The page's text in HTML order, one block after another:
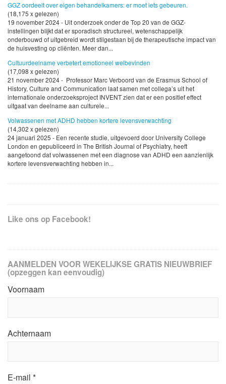
GGZ oordeelt over eigen behandelkamers: er moet iets gebeuren.
(18,175 x gelezen)
19 november 2024 - Uit onderzoek onder de Top 20 van de GGZ-
instellingen blijkt dat er sporadisch structureel, wetenschappelijk
onderbouwd of uitgebreid wordt stilgestaan bij de therapeutische impact van
de huisvesting op cliënten. Meer dan...
Cultuurdeelname verbetert emotioneel welbevinden
(17,098 x gelezen)
21 november 2024 - Professor Marc Verboord van de Erasmus School of
History, Culture and Communication laat samen met collega’s uit het
internationale onderzoeksproject INVENT zien dat er een positief effect
uitgaat van deelname aan culturele...
Volwassenen met ADHD hebben kortere levensverwachting
(14,302 x gelezen)
24 januari 2025 - Een recente studie, uitgevoerd door University College
London en gepubliceerd in The British Journal of Psychiatry, heeft
aangetoond dat volwassenen met een diagnose van ADHD een aanzienlijk
kortere levensverwachting hebben in...
Like ons op Facebook!
AANMELDEN VOOR WEKELIJKSE GRATIS NIEUWBRIEF
(opzeggen kan eenvoudig)
Voornaam
Achternaam
E-mail *